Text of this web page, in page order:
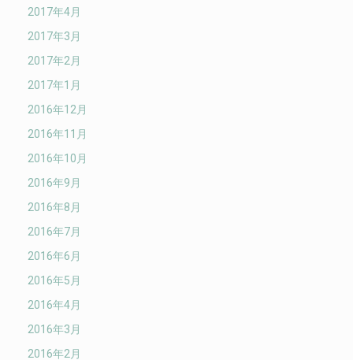
2017年4月
2017年3月
2017年2月
2017年1月
2016年12月
2016年11月
2016年10月
2016年9月
2016年8月
2016年7月
2016年6月
2016年5月
2016年4月
2016年3月
2016年2月